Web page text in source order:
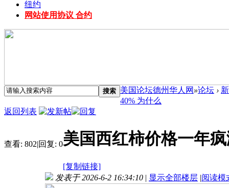
纽约
网站使用协议 合约
搜索 美国论坛德州华人网 »论坛 ›
40% 为什么
返回列表
查看: 802|回复: 0美国西红柿价格一年
[复制链接]
发表于 2026-6-2 16:34:10 | 显示全部楼层 |阅读模